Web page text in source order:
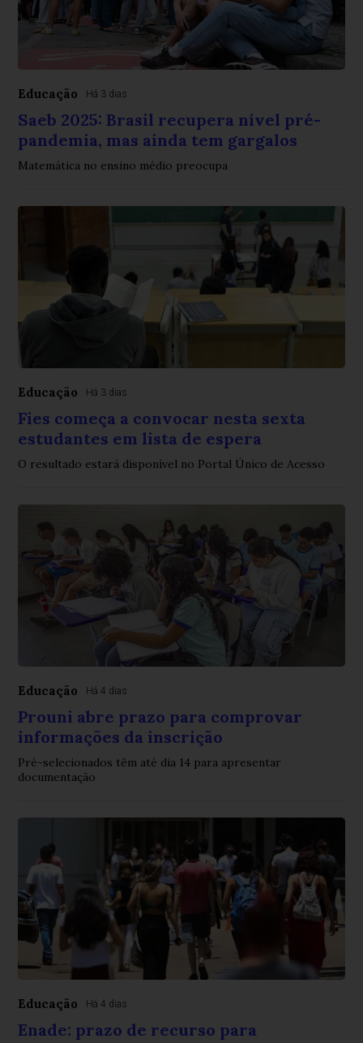
Educação Há 3 dias
Saeb 2025: Brasil recupera nível pré-
pandemia, mas ainda tem gargalos
Matemática no ensino médio preocupa
Educação Há 3 dias
Fies começa a convocar nesta sexta
estudantes em lista de espera
O resultado estará disponível no Portal Único de Acesso
Educação Há 4 dias
Prouni abre prazo para comprovar
informações da inscrição
Pré-selecionados têm até dia 14 para apresentar
documentação
Educação Há 4 dias
Enade: prazo de recurso para